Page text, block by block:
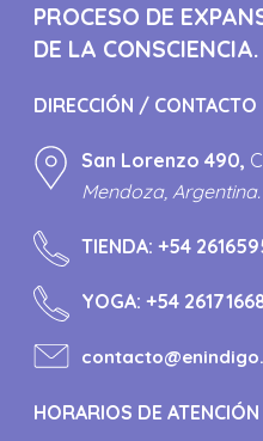
PROCESO DE
DE LA CONSCIENCIA.
DIRECCIÓN / CONTACTO
San Lorenzo 490,
Mendoza, Argentina.
TIENDA:+54
YOGA:+54
HORARIOS DE ATENCIÓN